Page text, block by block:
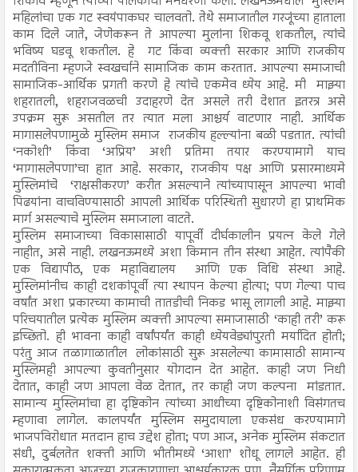
महिलांचा एक गट स्वयंपाकघर चालवतो. तेथे समाजातील गरजूंच्या हाताला
काम दिले जाते, जेणेकरून ते आपल्या मुलांना शिकवू शकतील, त्यांचे
भविष्य घडवू शकतील. हे गट किंवा व्यक्ती सरकार आणि राजकीय
मदतीविना म्हणजे स्वखर्चाने सामाजिक काम करतात. आपल्या समाजाची
सामाजिक-आर्थिक प्रगती करणे हे त्यांचे एकमेव ध्येय आहे. मी माझ्या
शहरातली, शहराजवळची उदाहरणे देत असले तरी देशात इतरत्र असे
उपक्रम सुरू असतील तर त्यात मला आश्चर्य वाटणार नाही. आर्थिक
मागासलेपणामुळे मुस्लिम समाज राजकीय हल्ल्यांना बळी पडतात. त्यांची
‘नकोशी’ किंवा ‘अप्रिय’ अशी प्रतिमा तयार करण्यामागे याच
‘मागासलेपणा’चा हात आहे. सरकार, राजकीय पक्ष आणि प्रसारमाध्यमे
मुस्लिमांचे ‘राक्षसीकरण’ करीत असल्याने त्यांच्यापासून आपल्या भावी
पिढयांना वाचविण्यासाठी आपली आर्थिक परिस्थिती सुधारणे हा प्राथमिक
मार्ग असल्याचे मुस्लिम समाजाला वाटते.
मुस्लिम समाजाच्या विकासासाठी यापूर्वी दीर्घकालीन प्रयत्न केले गेले
नाहीत, असे नाही. लखनऊमध्ये अशा किमान तीन संस्था आहेत. त्यांपैकी
एक विद्यापीठ, एक महाविद्यालय आणि एक विधि संस्था आहे.
मुस्लिमांनीच काही दशकांपूर्वी त्या स्थापन केल्या होत्या; पण गेल्या पाच
वर्षांत अशा प्रकारच्या कामाची तातडीची निकड भासू लागली आहे. माझ्या
परिचयातील प्रत्येक मुस्लिम व्यक्ती आपल्या समाजासाठी ‘काही तरी’ करू
इच्छितो. ही भावना काही वर्षांपर्यंत काही ध्येयवेड्यांपुरती मर्यादित होती;
परंतु आज तळागाळातील लोकांसाठी सुरू असलेल्या कामासाठी सामान्य
मुस्लिमही आपल्या कुवतीनुसार योगदान देत आहेत. काही जण निधी
देतात, काही जण आपला वेळ देतात, तर काही जण कल्पना मांडतात.
सामान्य मुस्लिमांचा हा दृष्टिकोन त्यांच्या आधीच्या दृष्टिकोनाशी विसंगतच
म्हणावा लागेल. कालपर्यंत मुस्लिम समुदायाला एकसंध करण्यामागे
भाजपविरोधात मतदान हाच उद्देश होता; पण आज, अनेक मुस्लिम संकटात
संधी, दुर्बलतेत शक्ती आणि भीतीमध्ये ‘आशा’ शोधू लागले आहेत. ही